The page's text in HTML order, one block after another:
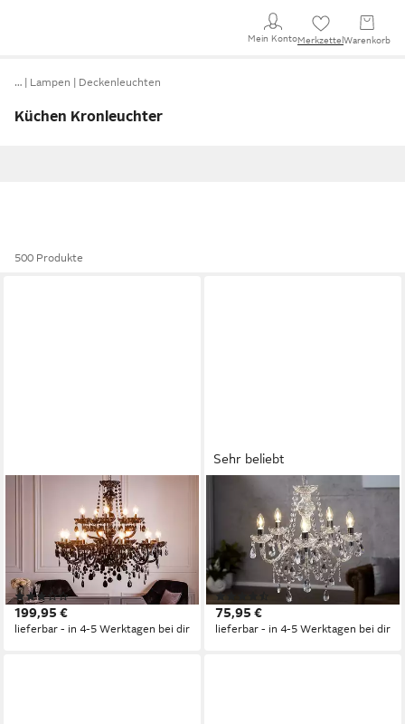
Mein KontoMerkzettel Warenkorb
… Lampen Deckenleuchten
Küchen Kronleuchter
500 Produkte
RIESS-AMBIENTE
Kronleuchter BLACK
CRYSTAL XL 80cm schwarz,
ohne Leuchtmittel,
Hängelampe · Wohnzimmer ·
Acryl · Schlafzimmer · Barock
Design
(2)
199,95 €
lieferbar - in 4-5 Werktagen bei dir
Sehr beliebt
RIESS-AMBIENTE
Kronleuchter CRYSTAL 55cm
klar, ohne Leuchtmittel,
Hängelampe · Wohnzimmer ·
Acryl · Schlafzimmer · Barock
Design
(21)
75,95 €
lieferbar - in 4-5 Werktagen bei dir